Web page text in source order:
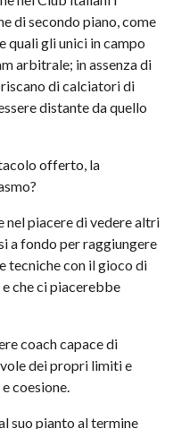
di secondo piano, come
quali gli unici in campo
arbitrale; in assenza di
di calciatori di
distante da quello
offerto, la
nel piacere di vedere altri
a fondo per raggiungere
tecniche con il gioco di
che ci piacerebbe
coach capace di
dei propri limiti e
coesione.
suo pianto al termine